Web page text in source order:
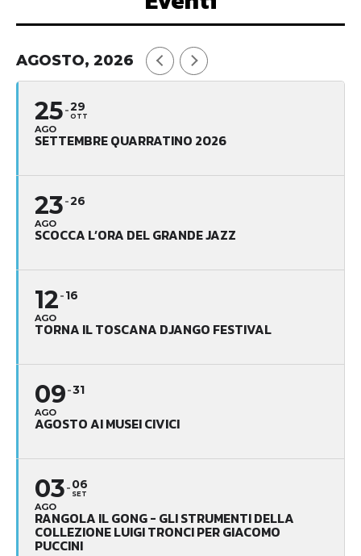
AGOSTO, 2026
25
AGO
29
OTT
SETTEMBRE QUARRATINO 2026
23
AGO
26
SCOCCA L’ORA DEL GRANDE JAZZ
12
AGO
16
TORNA IL TOSCANA DJANGO FESTIVAL
09
AGO
31
AGOSTO AI MUSEI CIVICI
03
AGO
06
SET
RANGOLA IL GONG - GLI STRUMENTI DELLA
COLLEZIONE LUIGI TRONCI PER GIACOMO
PUCCINI